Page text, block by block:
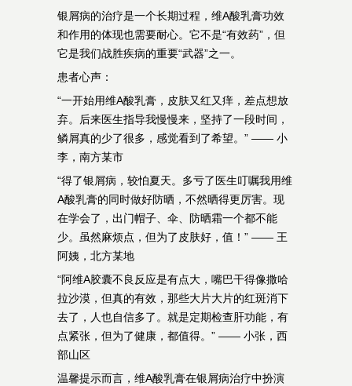
银屑病的治疗是一个长期过程，维A酸乳膏功效
和作用的体现也需要耐心。它不是“有效药”，但
它是我们战胜疾病的重要“武器”之一。
患者心声：
“一开始用维A酸乳膏，皮肤又红又痒，差点想放
弃。后来医生指导我慢慢来，坚持了一段时间，
鳞屑真的少了很多，感觉看到了希望。” —— 小
李，南方某市
“得了银屑病，较怕夏天。多亏了医生叮嘱我用维
A酸乳膏的同时做好防晒，不然晒得更厉害。现
在学会了，出门帽子、伞、防晒霜一个都不能
少。虽然麻烦点，但为了皮肤好，值！” —— 王
阿姨，北方某地
“阿维A胶囊不良反应是有点大，嘴巴干得像撒哈
拉沙漠，但真的有效，那些大片大片的红斑消下
去了，人也自信多了。就是定期检查肝功能，有
点紧张，但为了健康，都值得。” —— 小张，西
部山区
温馨提示而言，维A酸乳膏在银屑病治疗中扮演